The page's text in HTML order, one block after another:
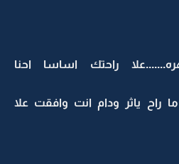
راحتك اساسا احنا
راح ياثر ودام انت وافقت علا